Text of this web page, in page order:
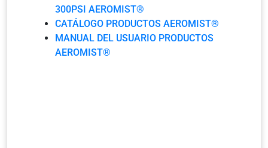
300PSI AEROMIST®
CATÁLOGO PRODUCTOS AEROMIST®
MANUAL DEL USUARIO PRODUCTOS
AEROMIST®